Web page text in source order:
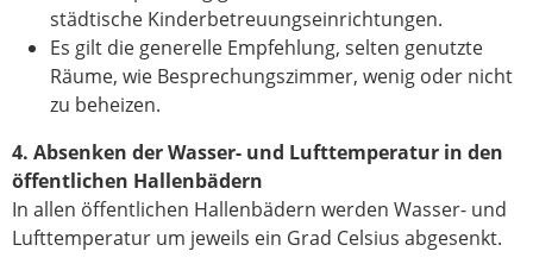
städtische Kinderbetreuungseinrichtungen.
Es gilt die generelle Empfehlung, selten genutzte
Räume, wie Besprechungszimmer, wenig oder nicht
zu beheizen.
4. Absenken der Wasser- und Lufttemperatur in den
öffentlichen Hallenbädern
In allen öffentlichen Hallenbädern werden Wasser- und
Lufttemperatur um jeweils ein Grad Celsius abgesenkt.